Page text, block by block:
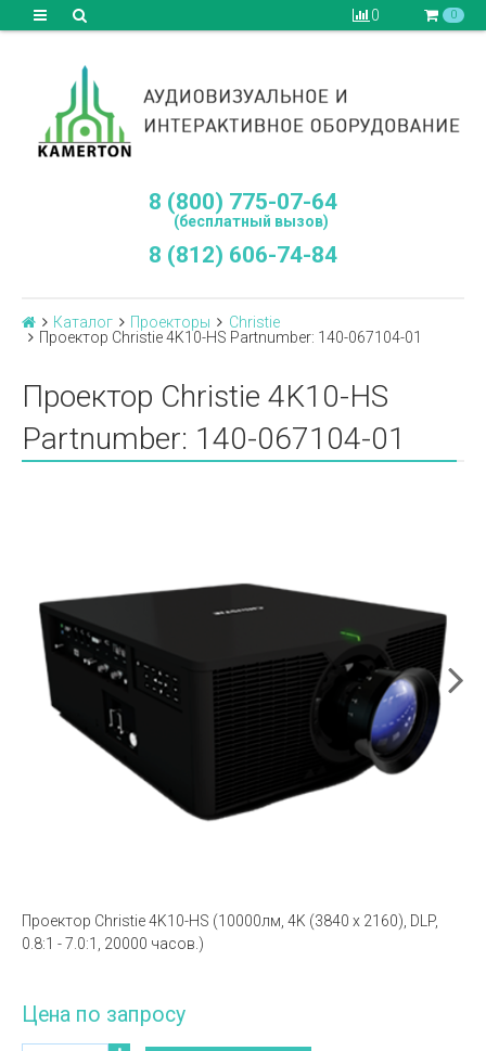
0 0
8 (800) 775-07-64
(бесплатный вызов)
8 (812) 606-74-84
Каталог Проекторы
Christie
Проектор Christie 4K10-HS Partnumber: 140-067104-01
Проектор Christie 4K10-HS
Partnumber: 140-067104-01
Проектор Christie 4K10-HS (10000лм, 4K (3840 x 2160), DLP,
0.8:1 - 7.0:1, 20000 часов.)
Цена по запросу